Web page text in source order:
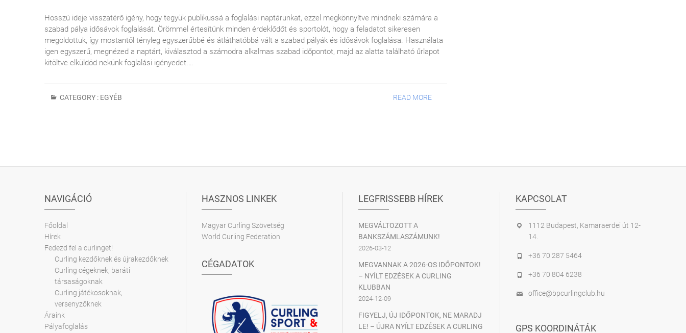
Hosszú ideje visszatérő igény, hogy tegyük publikussá a foglalási naptárunkat, ezzel megkönnyítve mindneki számára a
szabad pálya idősávok foglalását. Örömmel értesítünk minden érdeklődőt és sportolót, hogy a feladatot sikeresen
megoldottuk, így mostantől tényleg egyszerűbbé és átláthatóbbá vált a szabad pályák és idősávok foglalása. Használata
igen egyszerű, megnézed a naptárt, kiválasztod a számodra alkalmas szabad időpontot, majd az alatta található űrlapot
kitöltve elküldöd nekünk foglalási igényedet.…
CATEGORY : EGYÉB READ MORE
NAVIGÁCIÓ
Főoldal
Hírek
Fedezd fel a curlinget!
Curling kezdőknek és újrakezdőknek
Curling cégeknek, baráti
társaságoknak
Curling játékosoknak,
versenyzőknek
Áraink
Pályafoglalás
HASZNOS LINKEK
Magyar Curling Szövetség
World Curling Federation
CÉGADATOK
LEGFRISSEBB HÍREK
MEGVÁLTOZOTT A
BANKSZÁMLASZÁMUNK!
2026-03-12
MEGVANNAK A 2026-OS IDŐPONTOK!
– NYÍLT EDZÉSEK A CURLING
KLUBBAN
2024-12-09
FIGYELJ, ÚJ IDŐPONTOK, NE MARADJ
LE! – ÚJRA NYÍLT EDZÉSEK A CURLING
KAPCSOLAT
1112 Budapest, Kamaraerdei út 12-
14.
+36 70 287 5464
+36 70 804 6238
office@bpcurlingclub.hu
GPS KOORDINÁTÁK